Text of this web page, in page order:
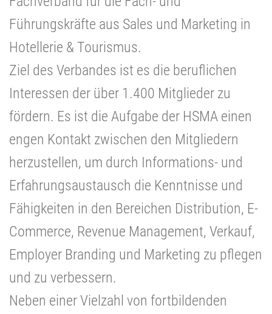
Führungskräfte aus Sales und Marketing in
Hotellerie & Tourismus.
Ziel des Verbandes ist es die beruflichen
Interessen der über 1.400 Mitglieder zu
fördern. Es ist die Aufgabe der HSMA einen
engen Kontakt zwischen den Mitgliedern
herzustellen, um durch Informations- und
Erfahrungsaustausch die Kenntnisse und
Fähigkeiten in den Bereichen Distribution, E-
Commerce, Revenue Management, Verkauf,
Employer Branding und Marketing zu pflegen
und zu verbessern.
Neben einer Vielzahl von fortbildenden